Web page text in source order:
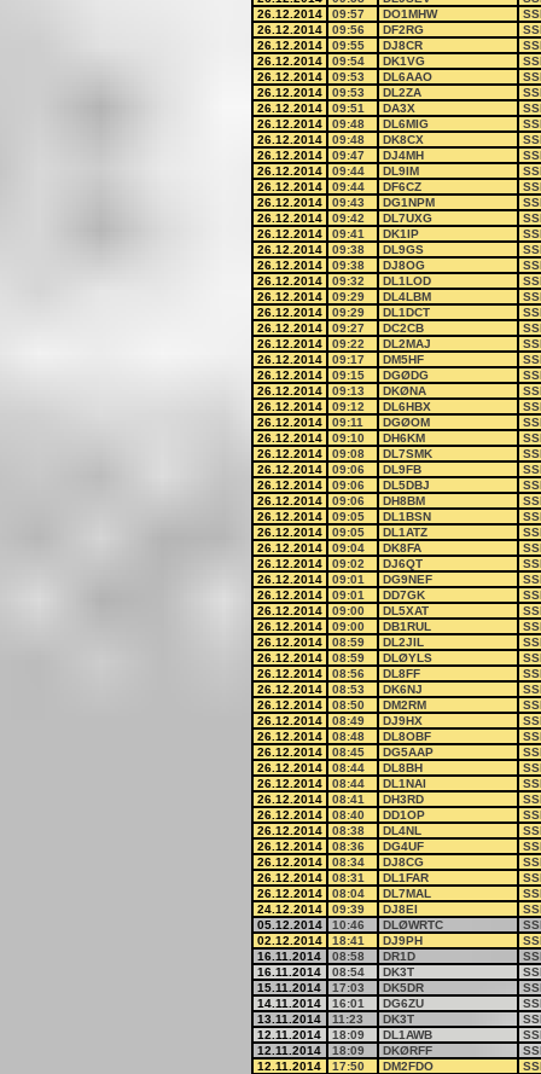
26.12.2014
09:57 DO1MHW
26.12.2014
09:56 DF2RG
26.12.2014
09:55 DJ8CR
26.12.2014
09:54 DK1VG
26.12.2014
09:53 DL6AAO
26.12.2014
09:53 DL2ZA
26.12.2014
09:51 DA3X
26.12.2014
09:48 DL6MIG
26.12.2014
09:48 DK8CX
26.12.2014
09:47 DJ4MH
26.12.2014
09:44 DL9IM
26.12.2014
09:44 DF6CZ
26.12.2014
09:43 DG1NPM
26.12.2014
09:42 DL7UXG
26.12.2014
09:41 DK1IP
26.12.2014
09:38 DL9GS
26.12.2014
09:38 DJ8OG
26.12.2014
09:32 DL1LOD
26.12.2014
09:29 DL4LBM
26.12.2014
09:29 DL1DCT
26.12.2014
09:27 DC2CB
26.12.2014
09:22 DL2MAJ
26.12.2014
09:17 DM5HF
26.12.2014
09:15 DGØDG
26.12.2014
09:13 DKØNA
26.12.2014
09:12 DL6HBX
26.12.2014
09:11 DGØOM
26.12.2014
09:10 DH6KM
26.12.2014
09:08 DL7SMK
26.12.2014
09:06 DL9FB
26.12.2014
09:06 DL5DBJ
26.12.2014
09:06 DH8BM
26.12.2014
09:05 DL1BSN
26.12.2014
09:05 DL1ATZ
26.12.2014
09:04 DK8FA
26.12.2014
09:02 DJ6QT
26.12.2014
09:01 DG9NEF
26.12.2014
09:01 DD7GK
26.12.2014
09:00 DL5XAT
26.12.2014
09:00 DB1RUL
26.12.2014
08:59 DL2JIL
26.12.2014
08:59 DLØYLS
26.12.2014
08:56 DL8FF
26.12.2014
08:53 DK6NJ
26.12.2014
08:50 DM2RM
26.12.2014
08:49 DJ9HX
26.12.2014
08:48 DL8OBF
26.12.2014
08:45 DG5AAP
26.12.2014
08:44 DL8BH
26.12.2014
08:44 DL1NAI
26.12.2014
08:41 DH3RD
26.12.2014
08:40 DD1OP
26.12.2014
08:38 DL4NL
26.12.2014
08:36 DG4UF
26.12.2014
08:34 DJ8CG
26.12.2014
08:31 DL1FAR
26.12.2014
08:04 DL7MAL
24.12.2014
09:39 DJ8EI
05.12.2014
10:46 DLØWRTC
02.12.2014
18:41 DJ9PH
16.11.2014
08:58 DR1D
16.11.2014
08:54 DK3T
15.11.2014
17:03 DK5DR
14.11.2014
16:01 DG6ZU
13.11.2014
11:23 DK3T
12.11.2014
18:09 DL1AWB
12.11.2014
18:09 DKØRFF
12.11.2014
17:50 DM2FDO